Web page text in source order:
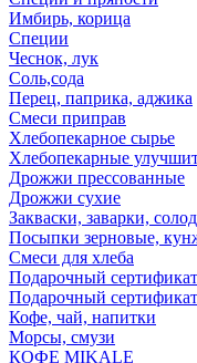
Имбирь, корица
Специи
Чеснок, лук
Соль,сода
Перец, паприка, аджика
Смеси приправ
Хлебопекарное сырье
Хлебопекарные
Дрожжи прессованные
Дрожжи сухие
Закваски, заварки, солод
Посыпки зерновые,
Смеси для хлеба
Подарочный
Подарочный
Кофе, чай, напитки
Морсы, смузи
КОФЕ MIKALE